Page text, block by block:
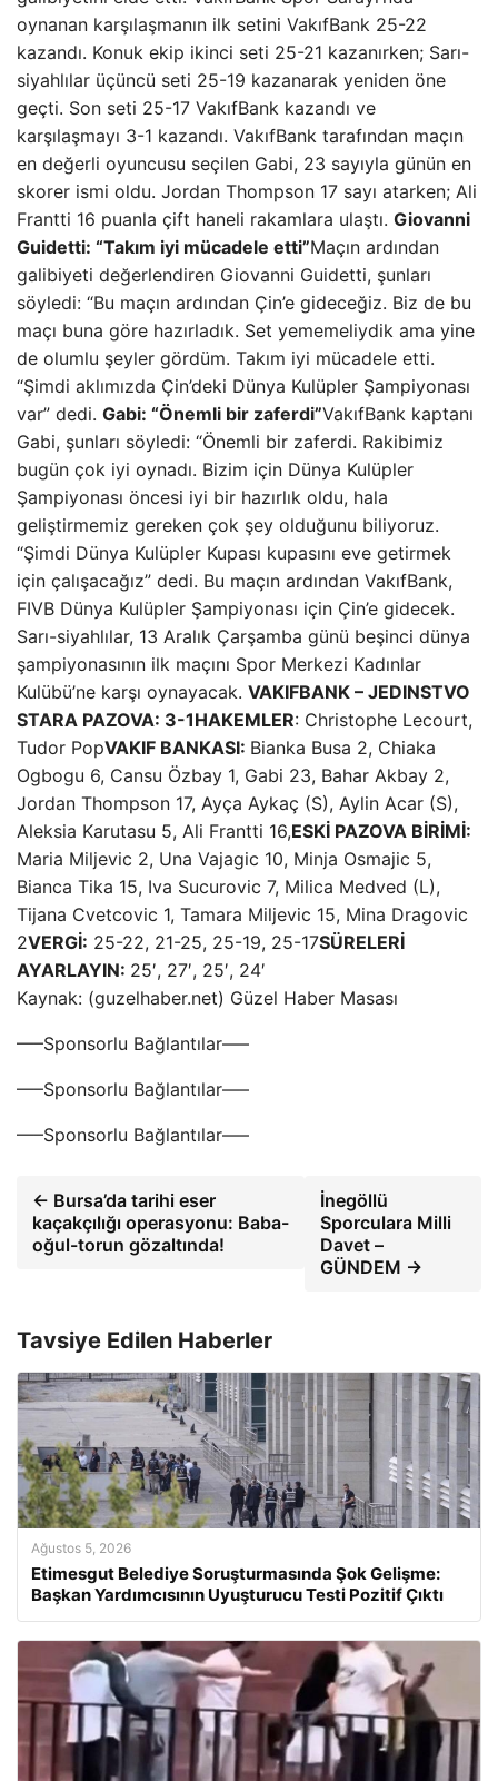
oynanan karşılaşmanın ilk setini VakıfBank 25-22
kazandı. Konuk ekip ikinci seti 25-21 kazanırken; Sarı-
siyahlılar üçüncü seti 25-19 kazanarak yeniden öne
geçti. Son seti 25-17 VakıfBank kazandı ve
karşılaşmayı 3-1 kazandı. VakıfBank tarafından maçın
en değerli oyuncusu seçilen Gabi, 23 sayıyla günün en
skorer ismi oldu. Jordan Thompson 17 sayı atarken; Ali
Frantti 16 puanla çift haneli rakamlara ulaştı. Giovanni
Guidetti: “Takım iyi mücadele etti”Maçın ardından
galibiyeti değerlendiren Giovanni Guidetti, şunları
söyledi: “Bu maçın ardından Çin’e gideceğiz. Biz de bu
maçı buna göre hazırladık. Set yememeliydik ama yine
de olumlu şeyler gördüm. Takım iyi mücadele etti.
“Şimdi aklımızda Çin’deki Dünya Kulüpler Şampiyonası
var” dedi. Gabi: “Önemli bir zaferdi”VakıfBank kaptanı
Gabi, şunları söyledi: “Önemli bir zaferdi. Rakibimiz
bugün çok iyi oynadı. Bizim için Dünya Kulüpler
Şampiyonası öncesi iyi bir hazırlık oldu, hala
geliştirmemiz gereken çok şey olduğunu biliyoruz.
“Şimdi Dünya Kulüpler Kupası kupasını eve getirmek
için çalışacağız” dedi. Bu maçın ardından VakıfBank,
FIVB Dünya Kulüpler Şampiyonası için Çin’e gidecek.
Sarı-siyahlılar, 13 Aralık Çarşamba günü beşinci dünya
şampiyonasının ilk maçını Spor Merkezi Kadınlar
Kulübü’ne karşı oynayacak. VAKIFBANK – JEDINSTVO
STARA PAZOVA: 3-1HAKEMLER: Christophe Lecourt,
Tudor PopVAKIF BANKASI: Bianka Busa 2, Chiaka
Ogbogu 6, Cansu Özbay 1, Gabi 23, Bahar Akbay 2,
Jordan Thompson 17, Ayça Aykaç (S), Aylin Acar (S),
Aleksia Karutasu 5, Ali Frantti 16,ESKİ PAZOVA BİRİMİ:
Maria Miljevic 2, Una Vajagic 10, Minja Osmajic 5,
Bianca Tika 15, Iva Sucurovic 7, Milica Medved (L),
Tijana Cvetcovic 1, Tamara Miljevic 15, Mina Dragovic
2VERGİ: 25-22, 21-25, 25-19, 25-17SÜRELERİ
AYARLAYIN: 25′, 27′, 25′, 24′
Kaynak: (guzelhaber.net) Güzel Haber Masası
—–Sponsorlu Bağlantılar—–
—–Sponsorlu Bağlantılar—–
—–Sponsorlu Bağlantılar—–
← Bursa’da tarihi eser
kaçakçılığı operasyonu: Baba-
oğul-torun gözaltında!
İnegöllü
Sporculara Milli
Davet –
GÜNDEM →
Tavsiye Edilen Haberler
Ağustos 5, 2026
Etimesgut Belediye Soruşturmasında Şok Gelişme:
Başkan Yardımcısının Uyuşturucu Testi Pozitif Çıktı